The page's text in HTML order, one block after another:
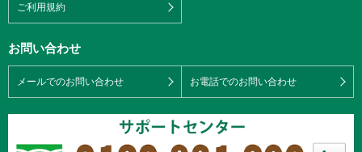
ご利用規約
お問い合わせ
メールでのお問い合わせ お電話でのお問い合わせ